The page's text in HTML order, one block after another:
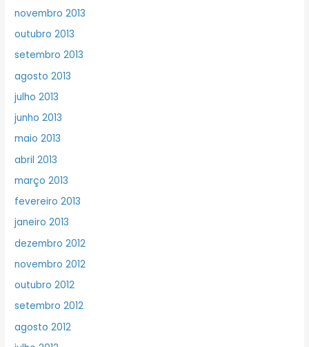
novembro 2013
outubro 2013
setembro 2013
agosto 2013
julho 2013
junho 2013
maio 2013
abril 2013
março 2013
fevereiro 2013
janeiro 2013
dezembro 2012
novembro 2012
outubro 2012
setembro 2012
agosto 2012